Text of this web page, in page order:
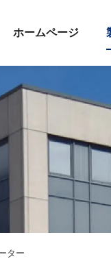
ホームページ
ター